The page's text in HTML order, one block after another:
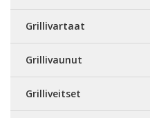
Grillivartaat
Grillivaunut
Grilliveitset